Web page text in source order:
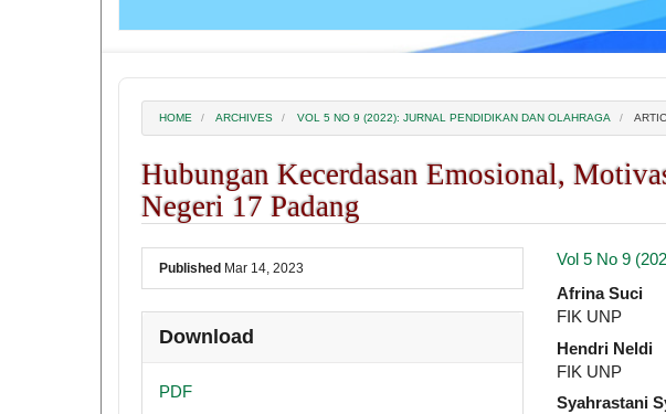
HOME ARCHIVES VOL 5 NO 9 (2022): JURNAL PENDIDIKAN DAN OLAHRAGA
Hubungan Kecerdasan Emosional,
Negeri 17 Padang
Published Mar 14, 2023
Download
PDF
Vol 5 No 9
Afrina Suci
FIK UNP
Hendri Neldi
FIK UNP
Syahrastani